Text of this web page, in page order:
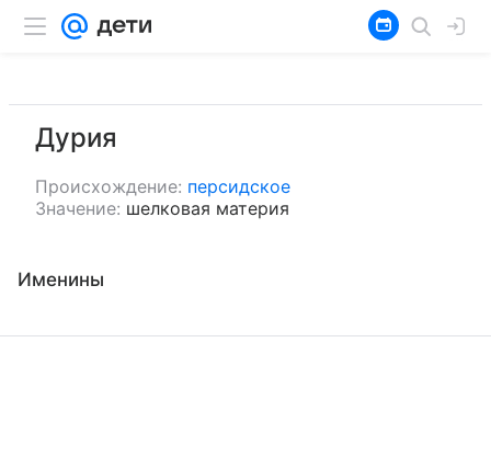
Дурия
Происхождение: персидское
Значение: шелковая материя
Именины